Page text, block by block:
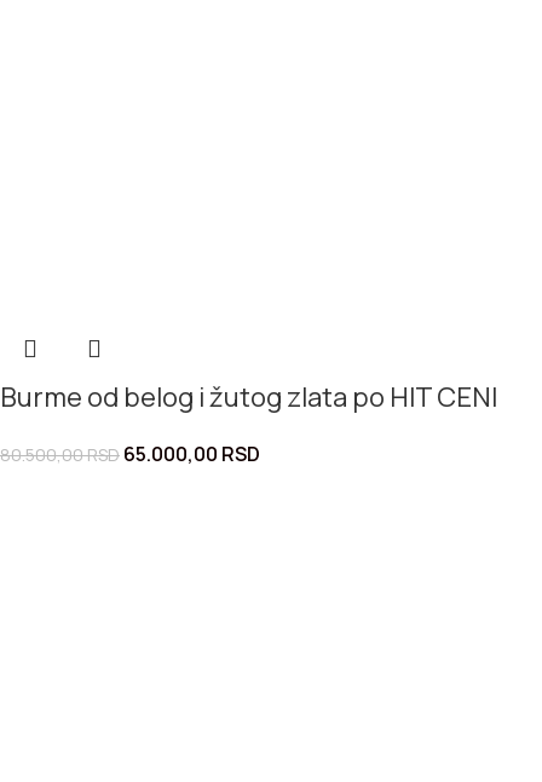
Burme od belog i žutog zlata po HIT CENI
80.500,00RSD 65.000,00 RSD